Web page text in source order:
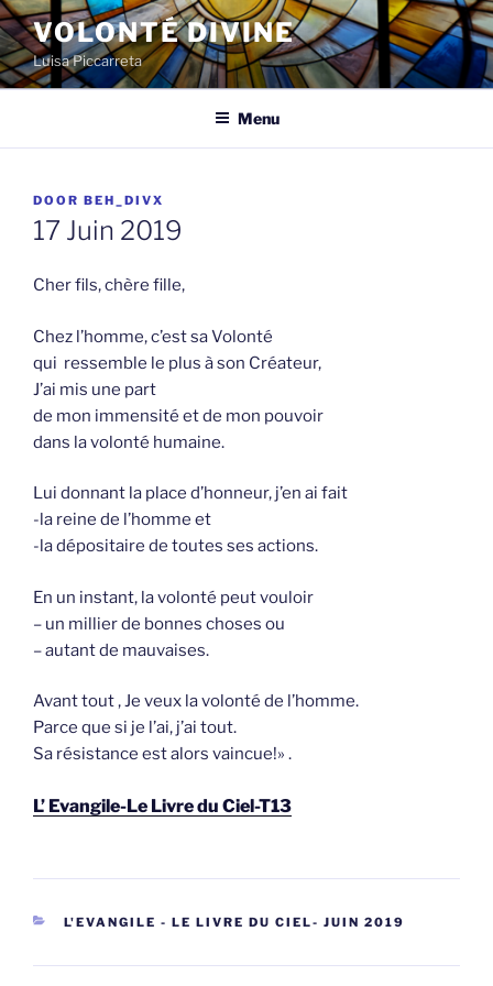
Spring
naar
de
inhoud
VOLONTÉ DIVINE
Luisa Piccarreta
Menu
GEPLAATST
OP
DOOR BEH_DIVX
17 Juin 2019
Cher fils, chère fille,
Chez l’homme, c’est sa Volonté
qui ressemble le plus à son Créateur,
J’ai mis une part
de mon immensité et de mon pouvoir
dans la volonté humaine.
Lui donnant la place d’honneur, j’en ai fait
-la reine de l’homme et
-la dépositaire de toutes ses actions.
En un instant, la volonté peut vouloir
– un millier de bonnes choses ou
– autant de mauvaises.
Avant tout , Je veux la volonté de l’homme.
Parce que si je l’ai, j’ai tout.
Sa résistance est alors vaincue!» .
L’ Evangile-Le Livre du Ciel-T13
CATEGORIEËN
L'EVANGILE - LE LIVRE DU CIEL- JUIN 2019